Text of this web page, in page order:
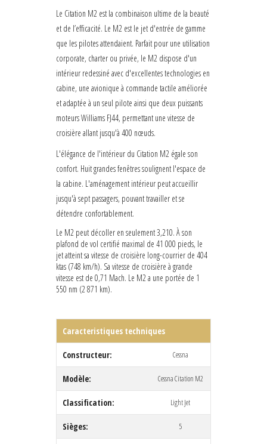
Le Citation M2 est la combinaison ultime de la beauté
et de l’efficacité. Le M2 est le jet d'entrée de gamme
que les pilotes attendaient. Parfait pour une utilisation
corporate, charter ou privée, le M2 dispose d'un
intérieur redessiné avec d'excellentes technologies en
cabine, une avionique à commande tactile améliorée
et adaptée à un seul pilote ainsi que deux puissants
moteurs Williams FJ44, permettant une vitesse de
croisière allant jusqu'à 400 nœuds.
L'élégance de l'intérieur du Citation M2 égale son
confort. Huit grandes fenêtres soulignent l'espace de
la cabine. L'aménagement intérieur peut accueillir
jusqu'à sept passagers, pouvant travailler et se
détendre confortablement.
Le M2 peut décoller en seulement 3,210. À son
plafond de vol certifié maximal de 41 000 pieds, le
jet atteint sa vitesse de croisière long-courrier de 404
ktas (748 km/h). Sa vitesse de croisière à grande
vitesse est de 0,71 Mach. Le M2 a une portée de 1
550 nm (2 871 km).
Caracteristiques techniques
Constructeur: Cessna
Modèle: Cessna Citation M2
Classification: Light Jet
Sièges: 5